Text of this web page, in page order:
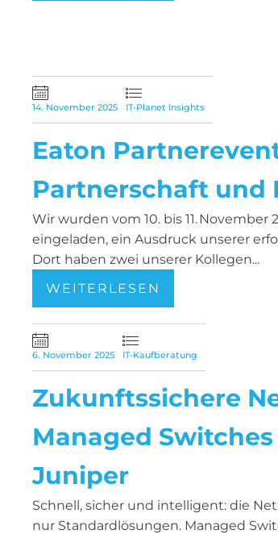
14. November 2025 IT-Planet Insights
Eaton
Partnerschaft und
Wir wurden vom 10. bis 11.
eingeladen, ein Ausdruck unserer
Dort haben zwei unserer Kollegen...
WEITERLESEN
6. November 2025 IT-Kaufberatung
Zukunftssichere
Managed
Juniper
Schnell, sicher und intelligent: die
nur Standardlösungen. Managed